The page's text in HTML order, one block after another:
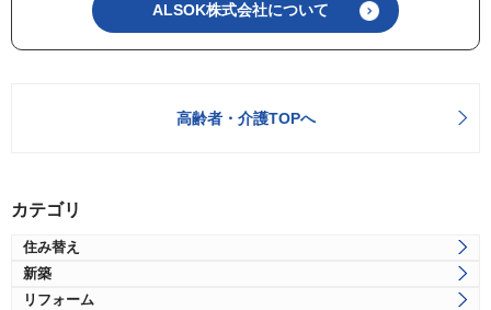
ALSOK株式会社について
高齢者・介護TOPへ
カテゴリ
住み替え
新築
リフォーム